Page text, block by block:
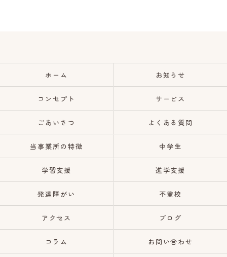
ホーム お知らせ
コンセプト サービス
ごあいさつ よくある質問
当事業所の特徴 中学生
学習支援 進学支援
発達障がい 不登校
アクセス ブログ
コラム お問い合わせ